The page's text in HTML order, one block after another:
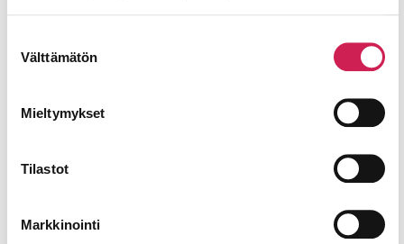
valinta
Välttämätön
Mieltymykset
Tilastot
Markkinointi
Ajankohtaista
uutisiin, asiantuntija-